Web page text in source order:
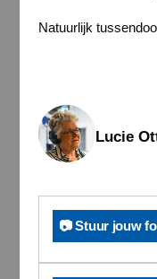
Natuurlijk
Lucie
📷 Stuur jouw